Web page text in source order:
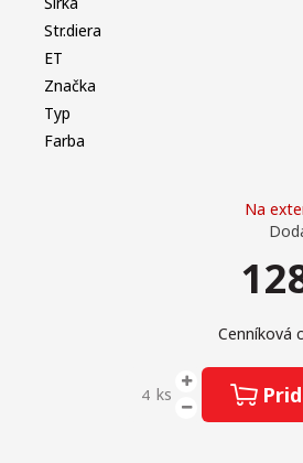
Na
Cenníková
ks
Str.diera
ET
Značka
Typ
Farba